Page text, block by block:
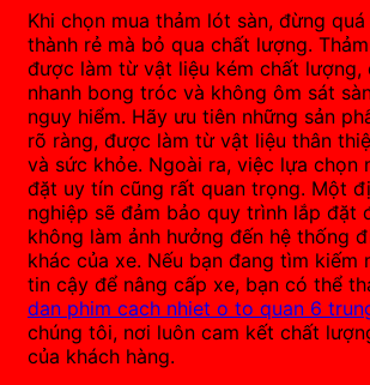
Khi chọn mua thảm lót sàn, đừng
thành rẻ mà bỏ qua chất lượng.
được làm từ vật liệu kém chất lượng,
nhanh bong tróc và không ôm sát
nguy hiểm. Hãy ưu tiên những sản
rõ ràng, được làm từ vật liệu thân
và sức khỏe. Ngoài ra, việc lựa chọn
đặt uy tín cũng rất quan trọng. Một
nghiệp sẽ đảm bảo quy trình lắp đặt
không làm ảnh hưởng đến hệ thống
khác của xe. Nếu bạn đang tìm kiếm
tin cậy để nâng cấp xe, bạn có thể
dan phim cach nhiet o to quan 6
chúng tôi, nơi luôn cam kết chất
của khách hàng.